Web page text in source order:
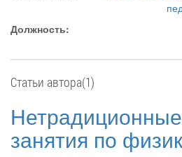
Должность:
Статьи автора(1)
занятия по